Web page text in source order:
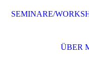
SEMINARE/
ÜBER